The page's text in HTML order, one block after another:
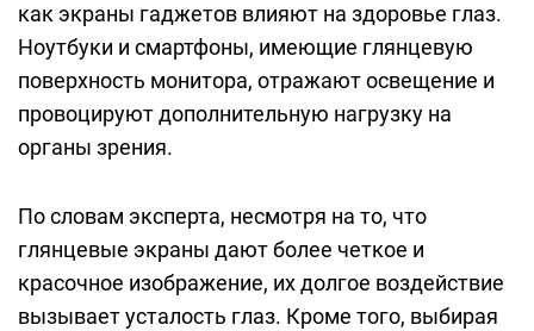
как экраны гаджетов влияют на здоровье глаз.
Ноутбуки и смартфоны, имеющие глянцевую
поверхность монитора, отражают освещение и
провоцируют дополнительную нагрузку на
органы зрения.
По словам эксперта, несмотря на то, что
глянцевые экраны дают более четкое и
красочное изображение, их долгое воздействие
вызывает усталость глаз. Кроме того, выбирая